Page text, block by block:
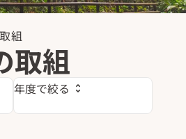
組
取組